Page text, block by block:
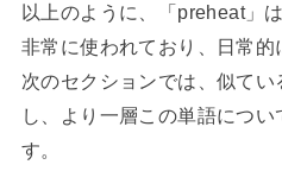
以上のように、「preheat」
非常に使われており、日常的
次のセクションでは、似てい
し、より一層この単語につ
す。